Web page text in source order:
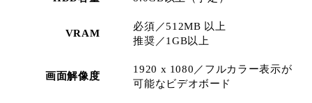
VRAM
必須／512MB 以上
推奨／1GB以上
画面解像度
1920 x 1080／フルカラー表示が
可能なビデオボード